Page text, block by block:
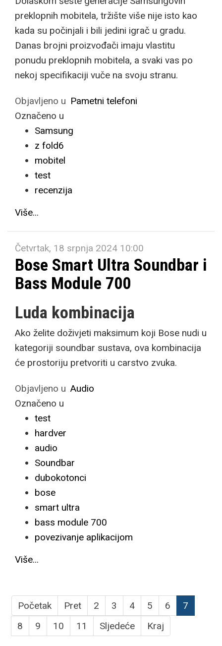
preklopnih mobitela, tržište više nije isto kao
kada su počinjali i bili jedini igrač u gradu.
Danas brojni proizvođači imaju vlastitu
ponudu preklopnih mobitela, a svaki vas po
nekoj specifikaciji vuče na svoju stranu.
Objavljeno u Pametni telefoni
Označeno u
Samsung
z fold6
mobitel
test
recenzija
Više...
Četvrtak, 18 srpnja 2024 10:00
Bose Smart Ultra Soundbar i
Bass Module 700
Luda kombinacija
Ako želite doživjeti maksimum koji Bose nudi u
kategoriji soundbar sustava, ova kombinacija
će prostoriju pretvoriti u carstvo zvuka.
Objavljeno u Audio
Označeno u
test
hardver
audio
Soundbar
dubokotonci
bose
smart ultra
bass module 700
povezivanje aplikacijom
Više...
Početak Pret 2 3 4 5 6
7
8
9 10 11 Sljedeće Kraj